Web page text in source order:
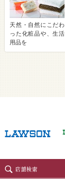
天然・自然にこだわ
った化粧品や、生活
用品を